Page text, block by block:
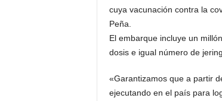
cuya vacunación contra la
Peña.
El embarque incluye un
dosis e igual número de
«Garantizamos que a partir
ejecutando en el país para